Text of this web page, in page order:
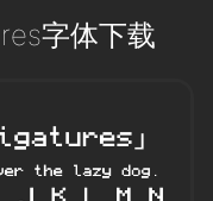
字体下载